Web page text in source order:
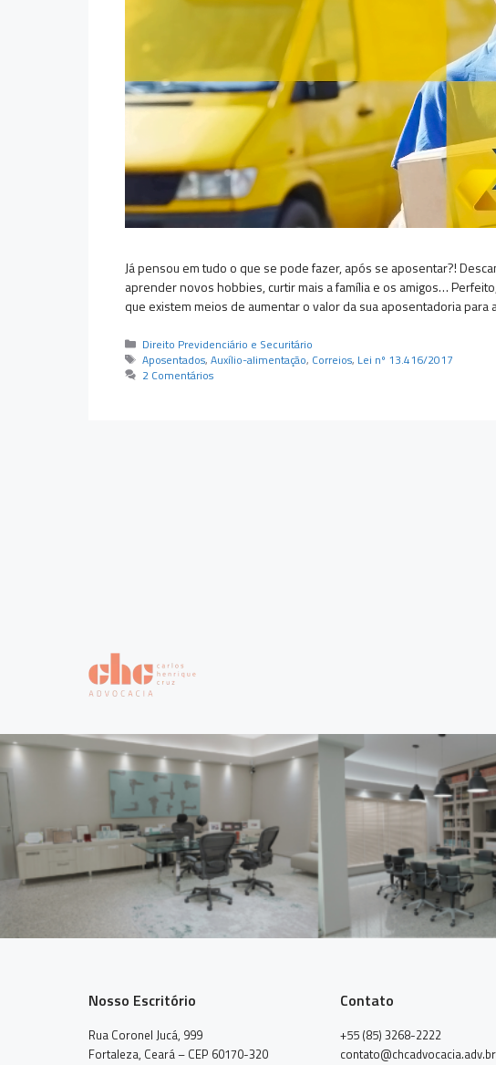
Já pensou em tudo o que se pode fazer, após se aposentar?!
aprender novos hobbies, curtir mais a família e os amigos…
que existem meios de aumentar o valor da sua aposentadoria
Categorias
Direito Previdenciário e Securitário
Tags
Aposentados,Auxílio-alimentação, Correios, Lei nº 13.416/2017
2 Comentários
Nosso Escritório
Rua Coronel Jucá, 999
Fortaleza, Ceará – CEP 60170-320
Contato
+55 (85) 3268-2222
contato@chcadvocacia.adv.br